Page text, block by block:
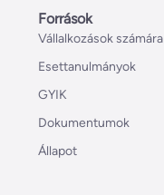
Források
Vállalkozások számára
Esettanulmányok
GYIK
Dokumentumok
Állapot